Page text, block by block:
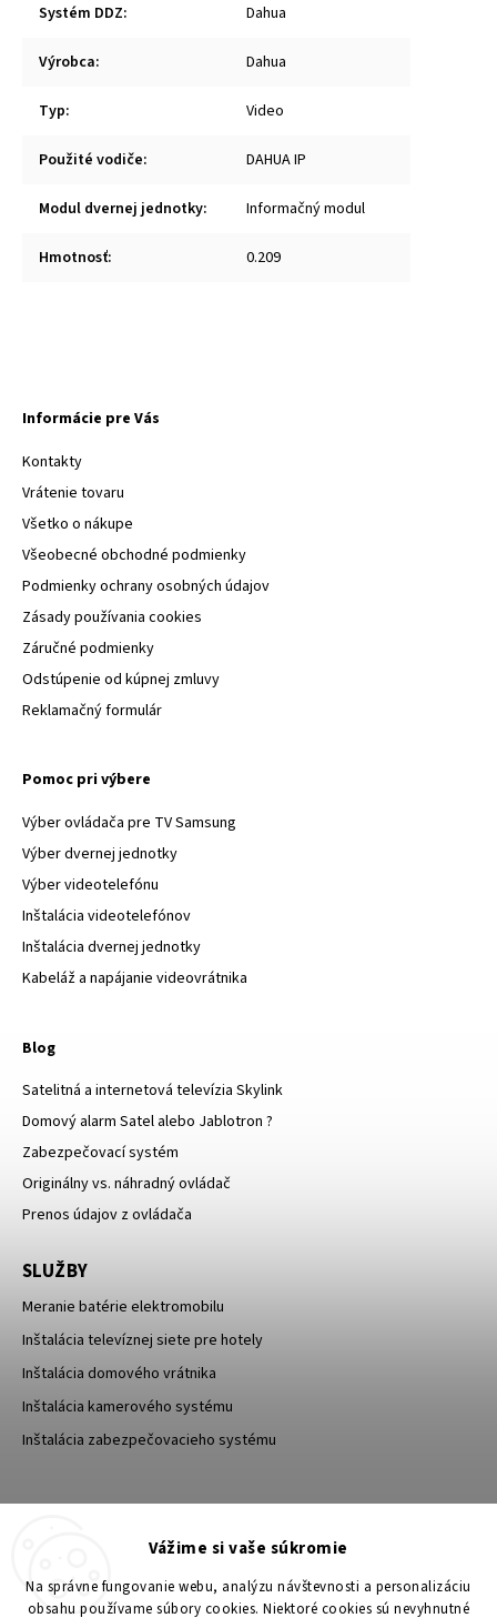
Vážime si vaše súkromie
Na správne fungovanie webu, analýzu návštevnosti a personalizáciu
obsahu používame súbory cookies. Niektoré cookies sú nevyhnutné
Systém DDZ: Dahua
Výrobca: Dahua
Typ: Video
Použité vodiče: DAHUA IP
Modul dvernej jednotky: Informačný modul
Hmotnosť: 0.209
Informácie pre Vás
Kontakty
Vrátenie tovaru
Všetko o nákupe
Všeobecné obchodné podmienky
Podmienky ochrany osobných údajov
Zásady používania cookies
Záručné podmienky
Odstúpenie od kúpnej zmluvy
Reklamačný formulár
Pomoc pri výbere
Výber ovládača pre TV Samsung
Výber dvernej jednotky
Výber videotelefónu
Inštalácia videotelefónov
Inštalácia dvernej jednotky
Kabeláž a napájanie videovrátnika
Blog
Satelitná a internetová televízia Skylink
Domový alarm Satel alebo Jablotron ?
Zabezpečovací systém
Originálny vs. náhradný ovládač
Prenos údajov z ovládača
SLUŽBY
Meranie batérie elektromobilu
Inštalácia televíznej siete pre hotely
Inštalácia domového vrátnika
Inštalácia kamerového systému
Inštalácia zabezpečovacieho systému